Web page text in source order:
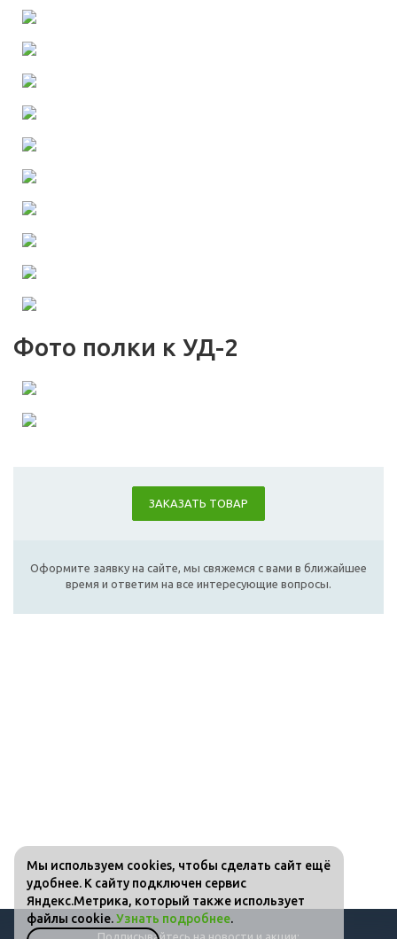
Фото полки к УД-2
ЗАКАЗАТЬ ТОВАР
Оформите заявку на сайте, мы свяжемся с вами в ближайшее
время и ответим на все интересующие вопросы.
Подписывайтесь на новости и акции:
Мы используем cookies, чтобы сделать сайт ещё
удобнее. К сайту подключен сервис
Яндекс.Метрика, который также использует
файлы cookie.Узнать подробнее.